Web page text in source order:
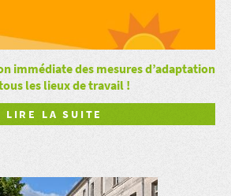
immédiate des mesures d’adaptation
les lieux de travail !
LIRE LA SUITE